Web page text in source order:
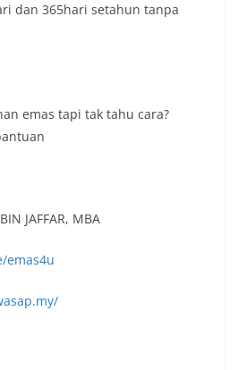
dan 365hari setahun tanpa
emas tapi tak tahu cara?
JAFFAR, MBA
emas4u